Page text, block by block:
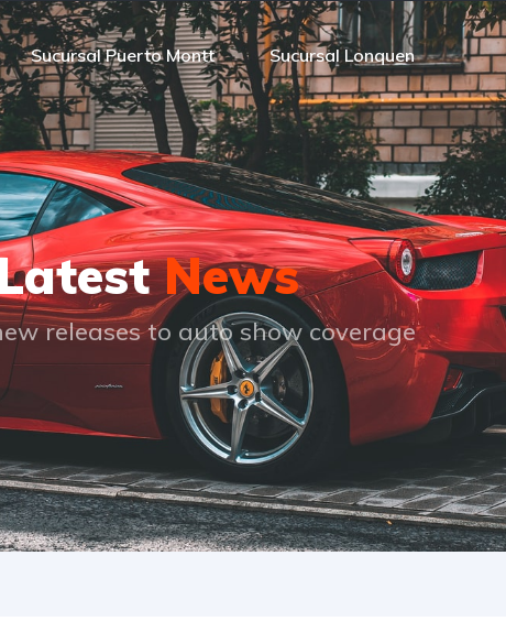
Sucursal Puerto Montt Sucursal Lonquen
News
releases to auto show coverage